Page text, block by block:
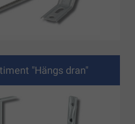
"Hängs dran"